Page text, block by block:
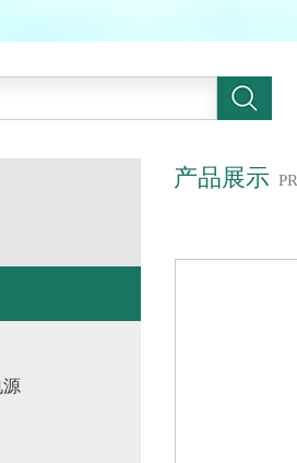
产品展示
源